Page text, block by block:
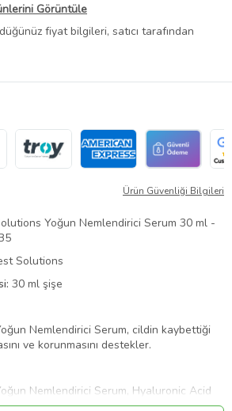
Görüntüle
fiyat bilgileri, satıcı tarafından
Ürün Güvenliği Bilgileri
Yoğun Nemlendirici Serum 30 ml -
Solutions
30 ml şişe
Nemlendirici Serum, cildin kaybettiği
ve korunmasını destekler.
Nemlendirici Serum, Hyaluronic Acid
ihtiyacını karşılamaya yardımcı olmayı